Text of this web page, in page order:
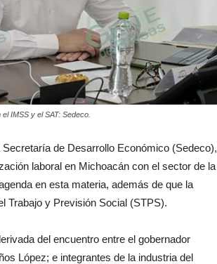
IMSS y el SAT: Sedeco.
de Desarrollo Económico (Sedeco),
laboral en Michoacán con el sector de la
en esta materia, además de que la
Trabajo y Previsión Social (STPS).
del encuentro entre el gobernador
López; e integrantes de la industria del